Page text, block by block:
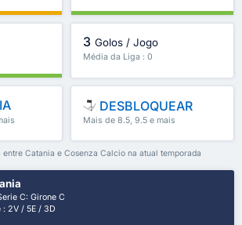
3 Golos / Jogo
Média da Liga : 0
DESBLOQUEAR
Mais de 8.5, 9.5 e mais
Catania e Cosenza Calcio na atual temporada
C: Girone C
: 2V / 5E / 3D